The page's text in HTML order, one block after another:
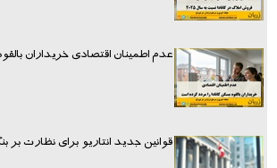
عدم اطمینان اقتصادی خریداران
قوانین جدید انتاریو برای نظارت بر